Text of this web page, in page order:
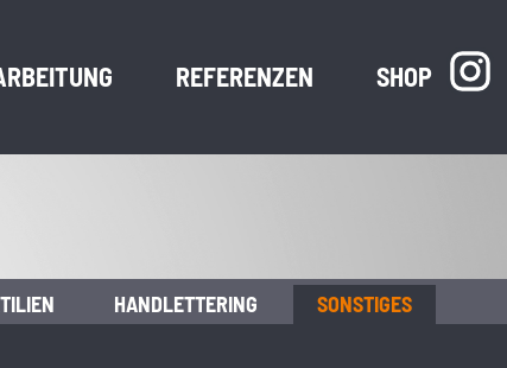
REFERENZEN SHOP
HANDLETTERING SONSTIGES